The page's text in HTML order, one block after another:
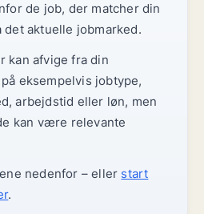
de job, der matcher din
aktuelle jobmarked.
kan afvige fra din
eksempelvis jobtype,
arbejdstid eller løn, men
kan være relevante
nedenfor – eller start
.